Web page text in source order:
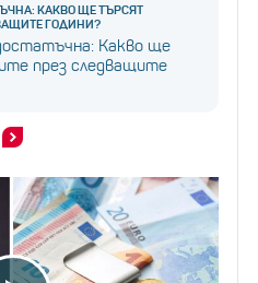
КАКВО ЩЕ ТЪРСЯТ
ГОДИНИ?
Какво ще
през следващите